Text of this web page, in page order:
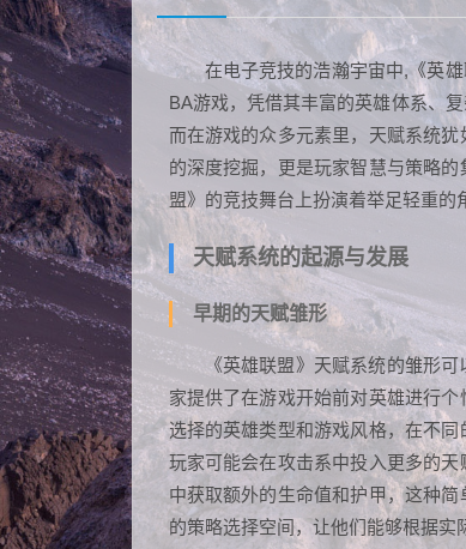
在电子竞技的浩瀚宇宙中,《英
BA游戏，凭借其丰富的英雄体系、
而在游戏的众多元素里，天赋系统
的深度挖掘，更是玩家智慧与策略
盟》的竞技舞台上扮演着举足轻重的
天赋系统的起源与发展
早期的天赋雏形
《英雄联盟》天赋系统的雏形
家提供了在游戏开始前对英雄进行
选择的英雄类型和游戏风格，在不
玩家可能会在攻击系中投入更多的
中获取额外的生命值和护甲，这种
的策略选择空间，让他们能够根据实